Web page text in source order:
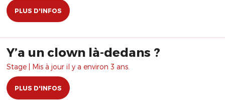
PLUS D'INFOS
Y’a un clown là-dedans ?
Stage | Mis à jour il y a environ 3 ans.
PLUS D'INFOS